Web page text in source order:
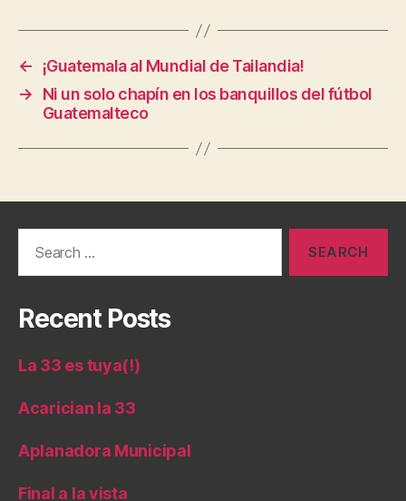
←
¡Guatemala al Mundial de Tailandia!
→
Ni un solo chapín en los banquillos del fútbol
Guatemalteco
Recent Posts
La 33 es tuya(!)
Acarician la 33
Aplanadora Municipal
Final a la vista